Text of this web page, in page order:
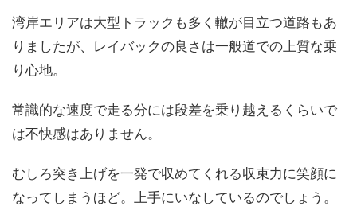
湾岸エリアは大型トラックも多く轍が目立つ道路もあ
りましたが、レイバックの良さは一般道での上質な乗
り心地。
常識的な速度で走る分には段差を乗り越えるくらいで
は不快感はありません。
むしろ突き上げを一発で収めてくれる収束力に笑顔に
なってしまうほど。上手にいなしているのでしょう。